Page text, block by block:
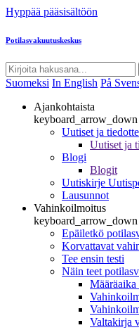
Hyppää pääsisältöön
Potilasvakuutuskeskus
Suomeksi In English På
Ajankohtaista
keyboard_arrow_down
Uutiset ja
Uutiset ja
Blogi
Blogit
Uutiskirje
Lausunnot
Vahinkoilmoitus
keyboard_arrow_down
Epäiletkö
Korvattavat
Tee ensin testi
Näin teet
Valtakirja